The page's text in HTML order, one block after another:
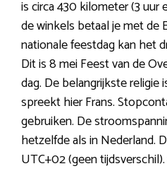
is circa 430 kilometer (3 uur
de winkels betaal je met de
nationale feestdag kan het
Dit is 8 mei Feest van de
dag. De belangrijkste
spreekt hier Frans.
gebruiken. De
hetzelfde als in Nederland.
UTC+02 (geen